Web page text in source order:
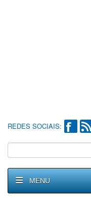
REDES SOCIAIS:
MENU